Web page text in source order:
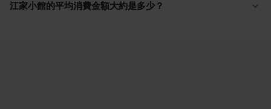
江家小館的平均消費金額大約是多少？